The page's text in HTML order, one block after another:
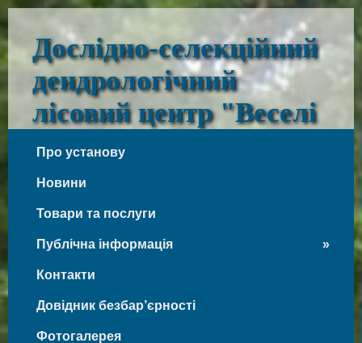
Дослідно-селекційний
дендрологічний
лісовий центр "Веселі
Боковеньки"
Веселі Боковеньки
Про установу
Новини
Товари та послуги
Публічна інформація
Контакти
Довідник безбар’єрності
Фотогалерея